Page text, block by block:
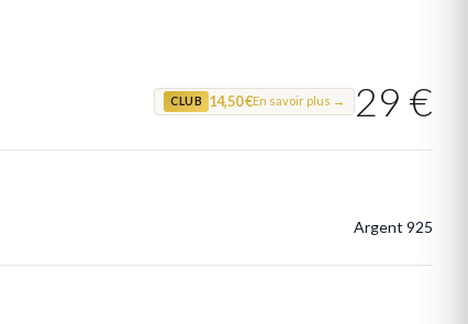
CLUB 14,50 €En savoir plus → 29 €
Argent 925